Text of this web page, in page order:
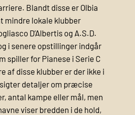
Blandt disse er Olbia
mindre lokale klubber
D’Albertis og A.S.D.
i senere opstillinger indgår
spiller for Pianese i Serie C
af disse klubber er der ikke i
detaljer om præcise
antal kampe eller mål, men
viser bredden i de hold,